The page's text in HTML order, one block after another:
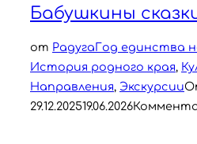
Бабушкины
от РадугаГод единства
История родного края,
Направления, Экскурсии
29.12.202519.06.2026